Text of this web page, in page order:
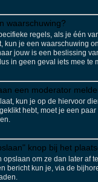
waarschuwing?
regels, als je één
kun je een waarschuwing
jouw is een beslissing
in geen geval iets mee te
een moderator
kun je op de hiervoor
hebt, moet je een
knop bij het
opslaan om ze dan later af
bericht kun je, via de